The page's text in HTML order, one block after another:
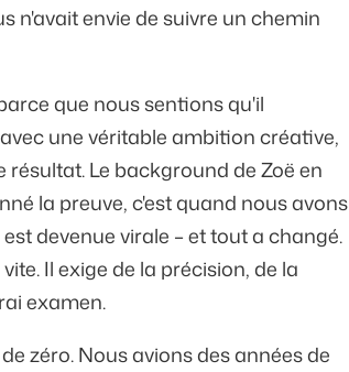
n'avait envie de suivre un chemin
que nous sentions qu'il
une véritable ambition créative,
Le background de Zoë en
la preuve, c'est quand nous avons
devenue virale – et tout a changé.
Il exige de la précision, de la
examen.
zéro. Nous avions des années de